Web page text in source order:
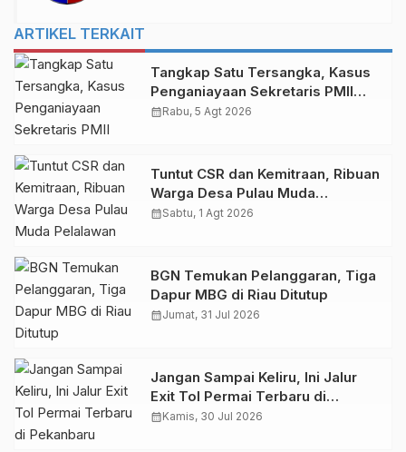
ARTIKEL TERKAIT
Tangkap Satu Tersangka, Kasus
Penganiayaan Sekretaris PMII
Ditangani Polda Riau
calendar_monthRabu, 5 Agt 2026
Tuntut CSR dan Kemitraan, Ribuan
Warga Desa Pulau Muda
Pelalawan Unjuk Rasa di PKS PT
calendar_monthSabtu, 1 Agt 2026
BGN Temukan Pelanggaran, Tiga
Dapur MBG di Riau Ditutup
calendar_monthJumat, 31 Jul 2026
Jangan Sampai Keliru, Ini Jalur
Exit Tol Permai Terbaru di
Pekanbaru
calendar_monthKamis, 30 Jul 2026